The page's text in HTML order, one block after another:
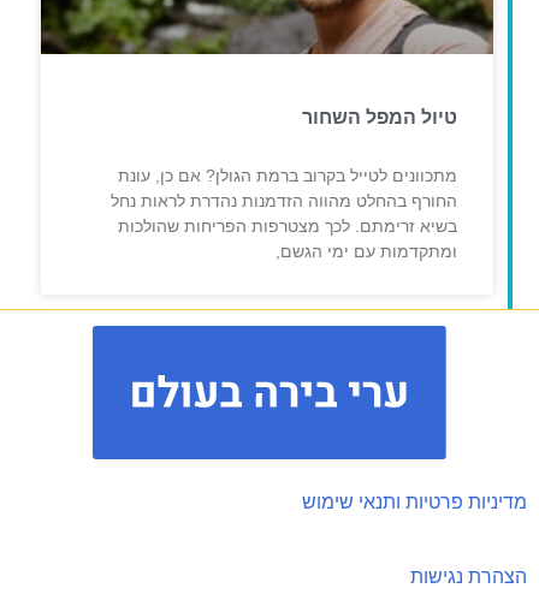
טיול המפל השחור
מתכוונים לטייל בקרוב ברמת הגולן? אם כן, עונת
החורף בהחלט מהווה הזדמנות נהדרת לראות נחל
בשיא זרימתם. לכך מצטרפות הפריחות שהולכות
ומתקדמות עם ימי הגשם,
מדיניות פרטיות ותנאי שימוש
הצהרת נגישות